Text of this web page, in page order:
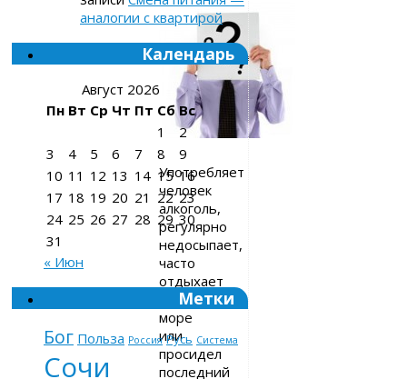
Употребляет
человек
алкоголь,
регулярно
недосыпает,
часто
отдыхает
море
или
просидел
последний
аналогии с квартирой
Календарь
Август 2026
Пн Вт Ср Чт Пт Сб Вс
1
2
3
4 5 6 7 8
9
10 11 12 13 14 15 16
17 18 19 20 21 22 23
24 25 26 27 28 29 30
31
« Июн
Метки
Бог Польза Россия Русь Система
Сочи